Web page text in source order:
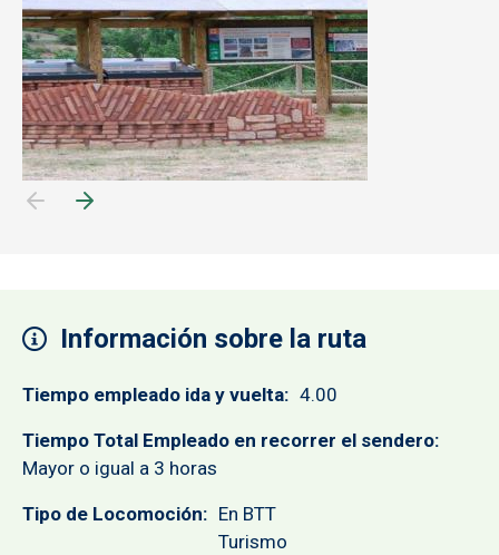
Información sobre la ruta
Tiempo empleado ida y vuelta 4.00
Tiempo Total Empleado en recorrer el sendero
Mayor o igual a 3 horas
Tipo de Locomoción
En BTT
Turismo